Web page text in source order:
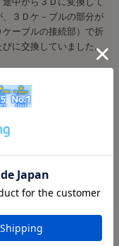
３Ｄケ－ブルの部分が
ーブルの接続部）で折
に交換していました。
ＦＢです。
でよりは長持ちすると
交換する事が出来るの
ますが、すべて３Ｄ側
新品同様？です。使う
、売れるかな？